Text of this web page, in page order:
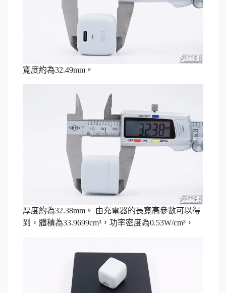
寬度約為32.49mm。
厚度約為32.38mm。 由充電器的長寬高參數可以得
到，體積為33.9699cm³，功率密度為0.53W/cm³，